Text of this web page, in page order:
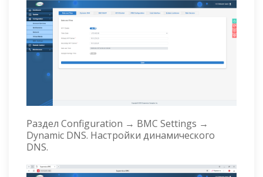
Раздел Configuration → BMC Settings →
Dynamic DNS. Настройки динамического
DNS.